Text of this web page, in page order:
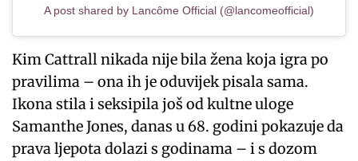
A post shared by Lancôme Official (@lancomeofficial)
Kim Cattrall nikada nije bila žena koja igra po
pravilima – ona ih je oduvijek pisala sama.
Ikona stila i seksipila još od kultne uloge
Samanthe Jones, danas u 68. godini pokazuje da
prava ljepota dolazi s godinama – i s dozom